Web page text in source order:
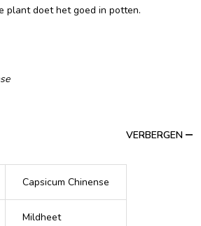
plant doet het goed in potten.
VERBERGEN
Capsicum Chinense
Mildheet